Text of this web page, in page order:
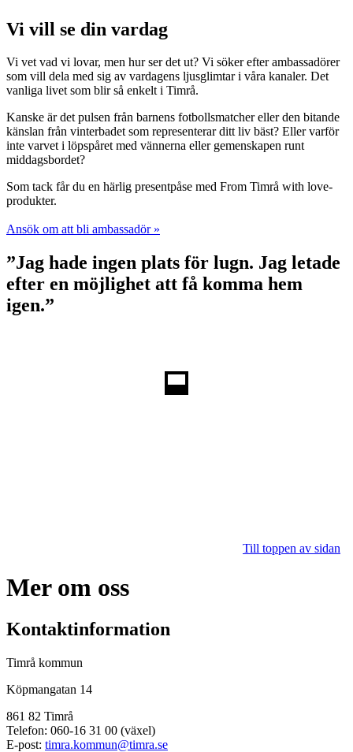
Vi vill se din vardag
Vi vet vad vi lovar, men hur ser det ut? Vi söker efter ambassadörer
som vill dela med sig av vardagens ljusglimtar i våra kanaler. Det
vanliga livet som blir så enkelt i Timrå.
Kanske är det pulsen från barnens fotbollsmatcher eller den bitande
känslan från vinterbadet som representerar ditt liv bäst? Eller varför
inte varvet i löpspåret med vännerna eller gemenskapen runt
middagsbordet?
Som tack får du en härlig presentpåse med From Timrå with love-
produkter.
Ansök om att bli ambassadör »
”Jag hade ingen plats för lugn. Jag letade
efter en möjlighet att få komma hem
igen.”
Till toppen av sidan
Mer om oss
Kontaktinformation
Timrå kommun
Köpmangatan 14
861 82 Timrå
Telefon: 060-16 31 00 (växel)
E-post: timra.kommun@timra.se